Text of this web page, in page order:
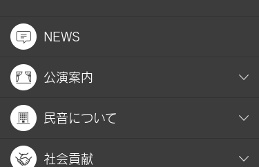
NEWS
公演案内
民音について
社会貢献